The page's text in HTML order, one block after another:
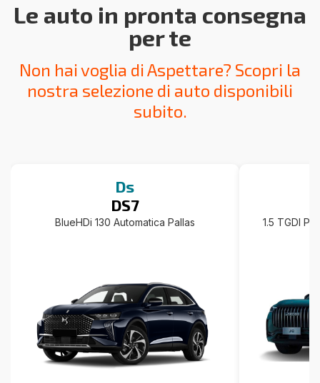
Le auto in pronta consegna
per te
Non hai voglia di Aspettare? Scopri la
nostra selezione di auto disponibili
subito.
Ds
DS7
BlueHDi 130 Automatica Pallas 1.5 TGDI